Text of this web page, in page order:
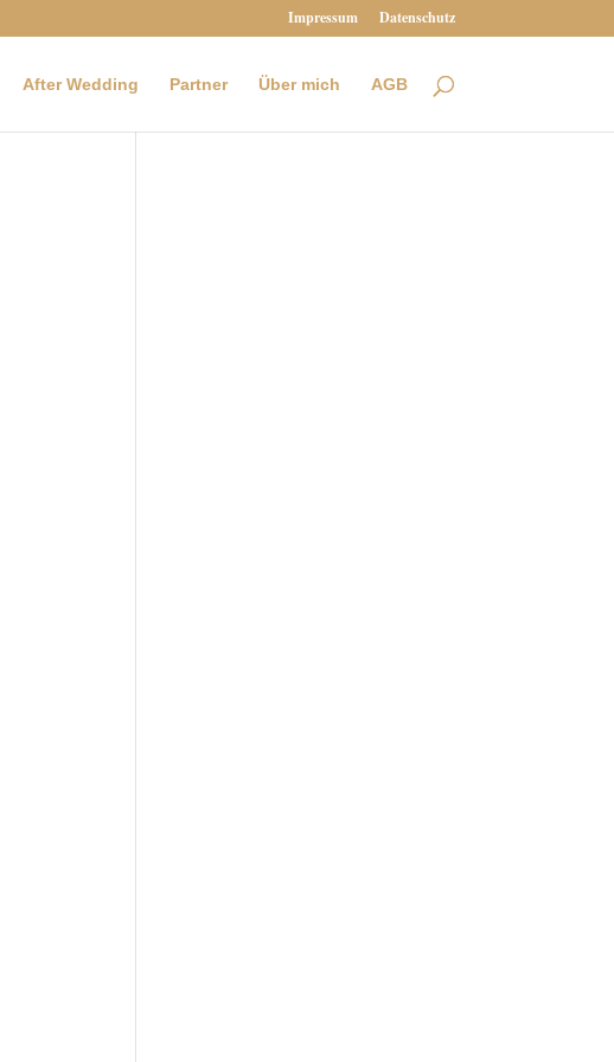
Impressum Datenschutz
After Wedding Partner Über mich AGB